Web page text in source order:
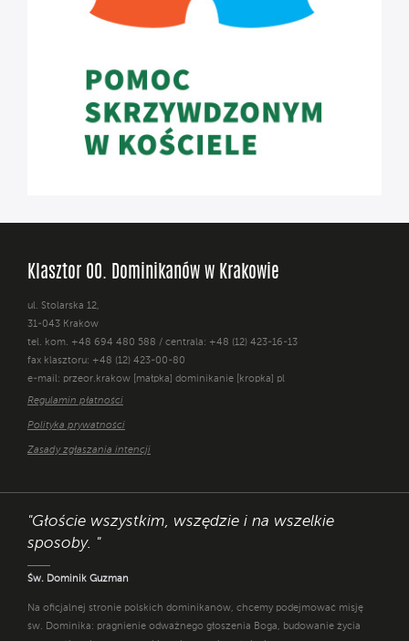
Klasztor OO. Dominikanów w Krakowie
ul. Stolarska 12,
31-043 Kraków
tel. kom. +48 694 480 588 / centrala: +48 (12) 423-16-13
fax klasztoru: +48 (12) 423-00-80
e-mail: przeor.krakow [małpka] dominikanie [kropka] pl
Regulamin płatności
Polityka prywatności
Zasady zgłaszania intencji
"Głoście wszystkim, wszędzie i na wszelkie
sposoby. "
Św. Dominik Guzman
Na oficjalnej stronie polskich dominikanów, chcemy podejmować misję
św. Dominika: pragnienie odważnego głoszenia Boga, budowanie życia